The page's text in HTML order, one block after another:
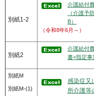
別紙1-2
介護給付
（介護予
B）
（令和8年6月～）
別紙2
介護給付
書<指定事
別紙M
別紙M-(1)
感染症又
所介護等